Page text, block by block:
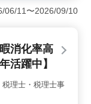
のライフスタ
古河駅からの
の資料受け渡
。過去の経験
ら60代の方々
経験とスキル
11〜2026/09/10
消化率高
活躍中】